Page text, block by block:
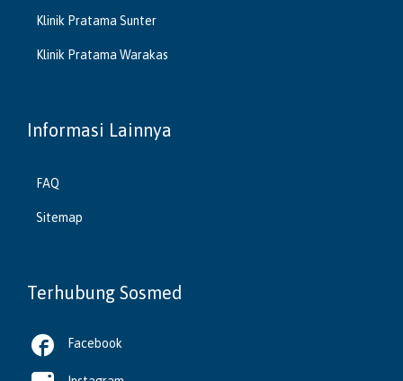
Klinik Pratama Sunter
Klinik Pratama Warakas
Informasi Lainnya
FAQ
Sitemap
Terhubung Sosmed
 Facebook